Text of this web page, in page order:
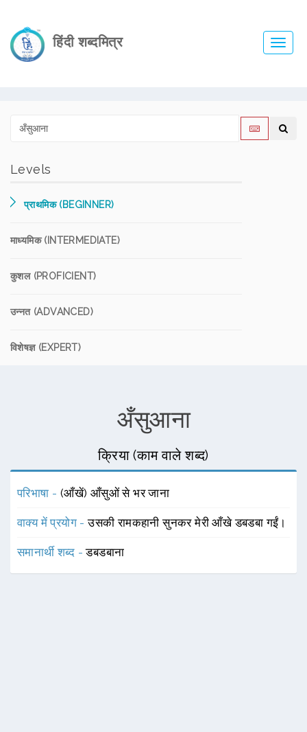
हिंदी शब्दमित्र
Levels
प्राथमिक (BEGINNER)
माध्यमिक (INTERMEDIATE)
कुशल (PROFICIENT)
उन्नत (ADVANCED)
विशेषज्ञ (EXPERT)
अँसुआना
क्रिया (काम वाले शब्द)
परिभाषा - (आँखें) आँसुओं से भर जाना
वाक्य में प्रयोग -उसकी रामकहानी सुनकर मेरी आँखे डबडबा गईं।
समानार्थी शब्द -डबडबाना